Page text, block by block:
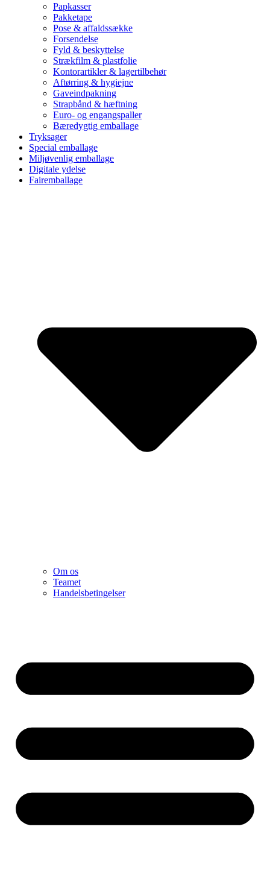
Papkasser
Pakketape
Pose & affaldssække
Forsendelse
Fyld & beskyttelse
Strækfilm & plastfolie
Kontorartikler & lagertilbehør
Aftørring & hygiejne
Gaveindpakning
Strapbånd & hæftning
Euro- og engangspaller
Bæredygtig emballage
Tryksager
Special emballage
Miljøvenlig emballage
Digitale ydelse
Fairemballage
Om os
Teamet
Handelsbetingelser